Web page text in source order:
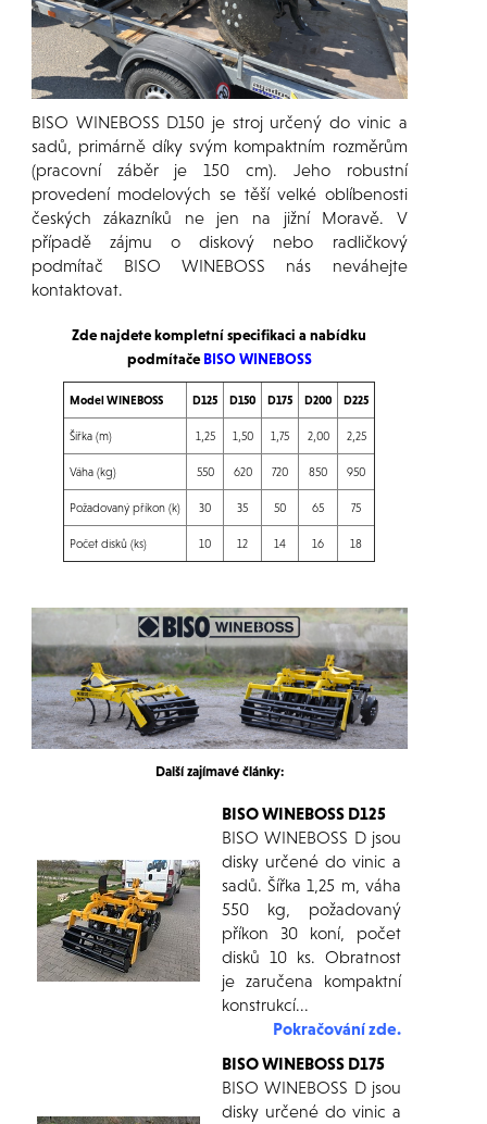
BISO WINEBOSS D150 je stroj určený do vinic a
sadů, primárně díky svým kompaktním rozměrům
(pracovní záběr je 150 cm). Jeho robustní
provedení modelových se těší velké oblíbenosti
českých zákazníků ne jen na jižní Moravě. V
případě zájmu o diskový nebo radličkový
podmítač BISO WINEBOSS nás neváhejte
kontaktovat.
Zde najdete kompletní specifikaci a nabídku
podmítačeBISO WINEBOSS
Model WINEBOSS D125 D150 D175 D200 D225
Šířka (m) 1,25 1,50 1,75 2,00 2,25
Váha (kg) 550 620 720 850 950
Požadovaný příkon (k) 30 35 50 65 75
Počet disků (ks) 10 12 14 16 18
Další zajímavé články:
BISO WINEBOSS D125
BISO WINEBOSS D jsou
disky určené do vinic a
sadů. Šířka 1,25 m, váha
550 kg, požadovaný
příkon 30 koní, počet
disků 10 ks. Obratnost
je zaručena kompaktní
konstrukcí...
Pokračování zde.
BISO WINEBOSS D175
BISO WINEBOSS D jsou
disky určené do vinic a